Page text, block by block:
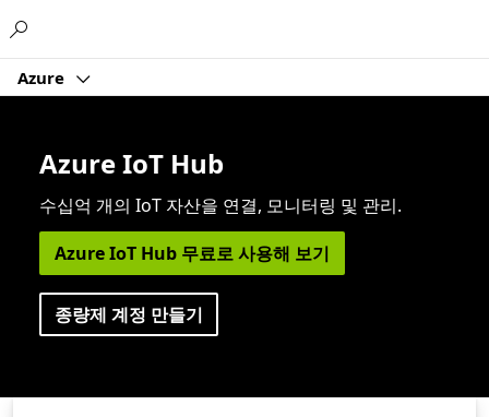
Azure
Azure IoT Hub
수십억 개의 IoT 자산을 연결, 모니터링 및 관리.
Azure IoT Hub 무료로 사용해 보기
종량제 계정 만들기